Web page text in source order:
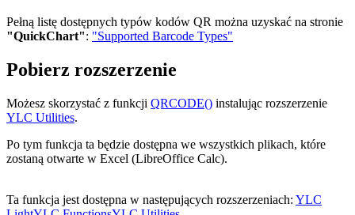
Pełną listę dostępnych typów kodów QR można uzyskać na stronie
"QuickChart": "Supported Barcode Types"
Pobierz rozszerzenie
Możesz skorzystać z funkcji QRCODE() instalując rozszerzenie
YLC Utilities.
Po tym funkcja ta będzie dostępna we wszystkich plikach, które
zostaną otwarte w Excel (LibreOffice Calc).
Ta funkcja jest dostępna w następujących rozszerzeniach: YLC